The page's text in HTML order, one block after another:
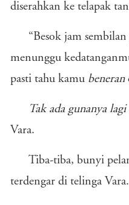
diserahkan ke telapak
“Besok jam
menunggu
pasti tahu kamu beneran
Tak ada gunanya
Vara.
Tiba-tiba, bunyi
terdengar di telinga Vara.